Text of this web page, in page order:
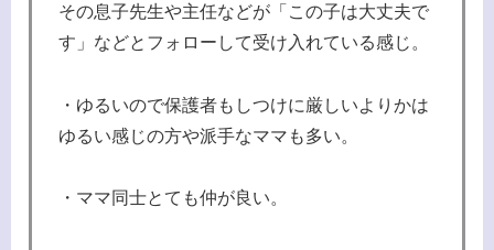
その息子先生や主任などが「この子は大丈夫で
す」などとフォローして受け入れている感じ。
・ゆるいので保護者もしつけに厳しいよりかは
ゆるい感じの方や派手なママも多い。
・ママ同士とても仲が良い。